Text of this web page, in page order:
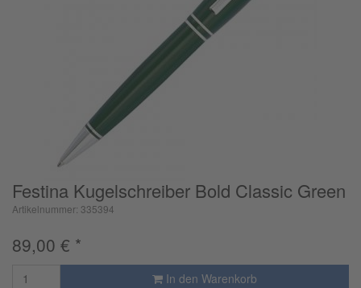
Festina Kugelschreiber Bold Classic Green
Artikelnummer: 335394
89,00 € *
In den Warenkorb